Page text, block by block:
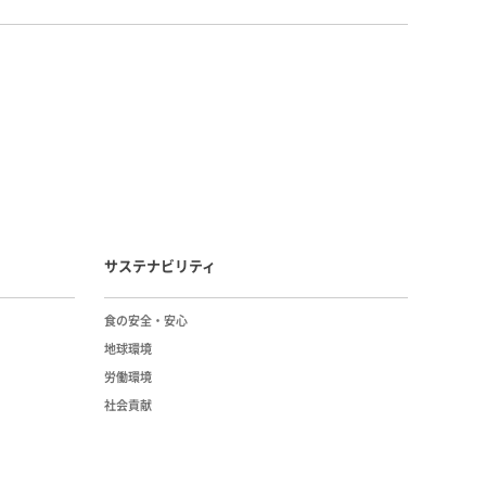
サステナビリティ
⾷の安全・安⼼
地球環境
労働環境
社会貢献